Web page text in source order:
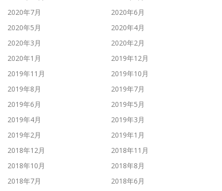
2020年7月
2020年6月
2020年5月
2020年4月
2020年3月
2020年2月
2020年1月
2019年12月
2019年11月
2019年10月
2019年8月
2019年7月
2019年6月
2019年5月
2019年4月
2019年3月
2019年2月
2019年1月
2018年12月
2018年11月
2018年10月
2018年8月
2018年7月
2018年6月